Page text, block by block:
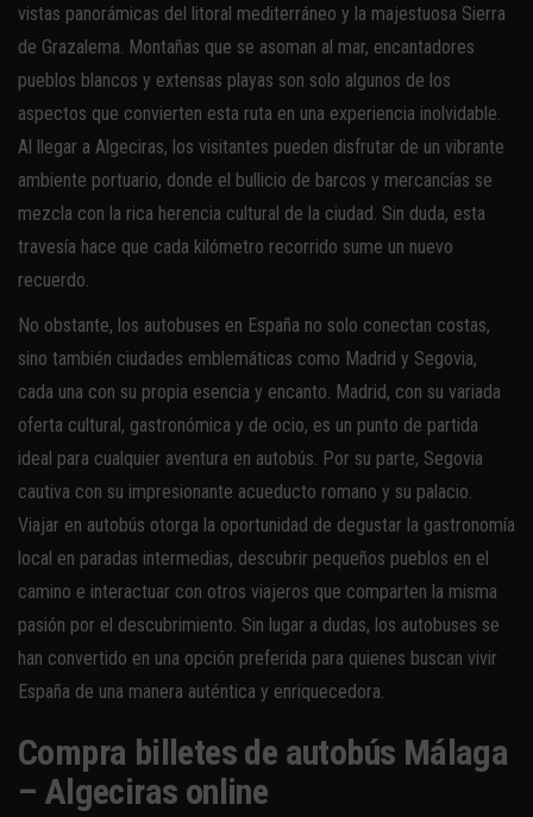
vistas panorámicas del litoral mediterráneo y la majestuosa Sierra
de Grazalema. Montañas que se asoman al mar, encantadores
pueblos blancos y extensas playas son solo algunos de los
aspectos que convierten esta ruta en una experiencia inolvidable.
Al llegar a Algeciras, los visitantes pueden disfrutar de un vibrante
ambiente portuario, donde el bullicio de barcos y mercancías se
mezcla con la rica herencia cultural de la ciudad. Sin duda, esta
travesía hace que cada kilómetro recorrido sume un nuevo
recuerdo.
No obstante, los autobuses en España no solo conectan costas,
sino también ciudades emblemáticas como Madrid y Segovia,
cada una con su propia esencia y encanto. Madrid, con su variada
oferta cultural, gastronómica y de ocio, es un punto de partida
ideal para cualquier aventura en autobús. Por su parte, Segovia
cautiva con su impresionante acueducto romano y su palacio.
Viajar en autobús otorga la oportunidad de degustar la gastronomía
local en paradas intermedias, descubrir pequeños pueblos en el
camino e interactuar con otros viajeros que comparten la misma
pasión por el descubrimiento. Sin lugar a dudas, los autobuses se
han convertido en una opción preferida para quienes buscan vivir
España de una manera auténtica y enriquecedora.
Compra billetes de autobús Málaga
– Algeciras online